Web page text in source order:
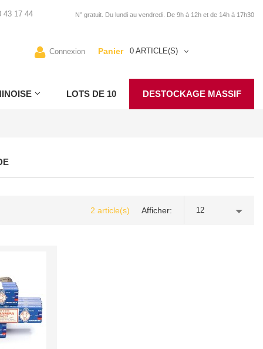
43 17 44 N° gratuit. Du lundi au vendredi. De 9h à 12h et de 14h à 17h30
Connexion Panier 0 ARTICLE(S)
LOTS DE 10 DESTOCKAGE MASSIF
2 article(s) Afficher 12